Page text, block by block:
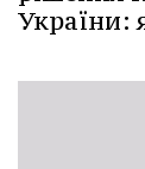
України: